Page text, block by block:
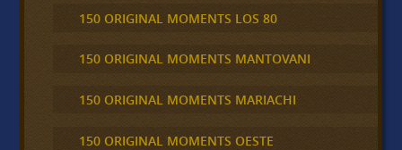
150 ORIGINAL MOMENTS LOS 80
150 ORIGINAL MOMENTS MANTOVANI
150 ORIGINAL MOMENTS MARIACHI
150 ORIGINAL MOMENTS OESTE